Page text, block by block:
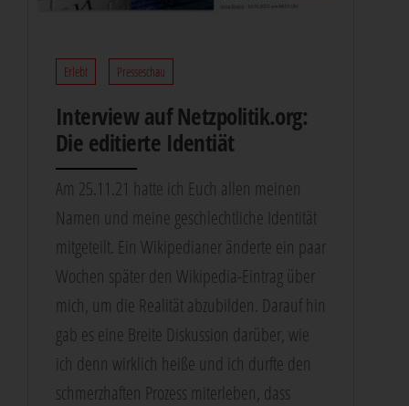
Erlebt Presseschau
Inter­view auf Netz​po​li​tik​.org:
Die edi­tier­te Identiät
Am 25.11.21 hat­te ich Euch allen mei­nen
Namen und mei­ne geschlecht­li­che Iden­ti­tät
mit­ge­teilt. Ein Wiki­pe­dia­ner änder­te ein paar
Wochen spä­ter den Wiki­pe­dia-Ein­trag über
mich, um die Rea­li­tät abzu­bil­den. Dar­auf hin
gab es eine Brei­te Dis­kus­si­on dar­über, wie
ich denn wirk­lich hei­ße und ich durf­te den
schmerz­haf­ten Pro­zess mit­er­le­ben, dass